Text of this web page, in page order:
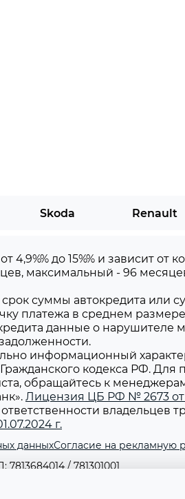
Skoda Renault
4,9%% до 15%% и зависит
максимальный - 96
суммы автокредита или
платежа в среднем
данные о нарушителе
информационный
кодекса РФ.
обращайтесь к
Лицензия ЦБ РФ № 2673 от
владельцев
г.
данныхСогласие на рекламную
/ 781301001
Съезжинская ул, д. 16 литера Б,